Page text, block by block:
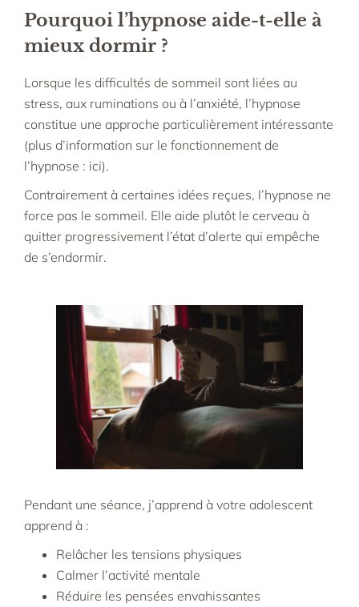
Pourquoi l’hypnose aide-t-elle à
mieux dormir ?
Lorsque les difficultés de sommeil sont liées au
stress, aux ruminations ou à l’anxiété, l’hypnose
constitue une approche particulièrement intéressante
(plus d’information sur le fonctionnement de
l’hypnose : ici).
Contrairement à certaines idées reçues, l’hypnose ne
force pas le sommeil. Elle aide plutôt le cerveau à
quitter progressivement l’état d’alerte qui empêche
de s’endormir.
Pendant une séance, j’apprend à votre adolescent
apprend à :
Relâcher les tensions physiques
Calmer l’activité mentale
Réduire les pensées envahissantes